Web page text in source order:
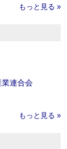
もっと見る »
連合会
もっと見る »